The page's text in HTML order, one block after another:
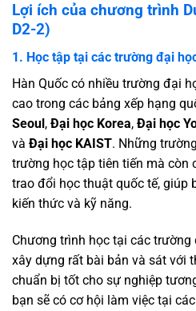
Lợi ích của chương trình
D2-2)
1. Học tập tại các trường đại
Hàn Quốc có nhiều trường đại
cao trong các bảng xếp hạng
Seoul, Đại học Korea, Đại học
và Đại học KAIST. Những
trường học tập tiên tiến mà còn
trao đổi học thuật quốc tế, giúp
kiến thức và kỹ năng.
Chương trình học tại các
xây dựng rất bài bản và sát với
chuẩn bị tốt cho sự nghiệp
bạn sẽ có cơ hội làm việc tại